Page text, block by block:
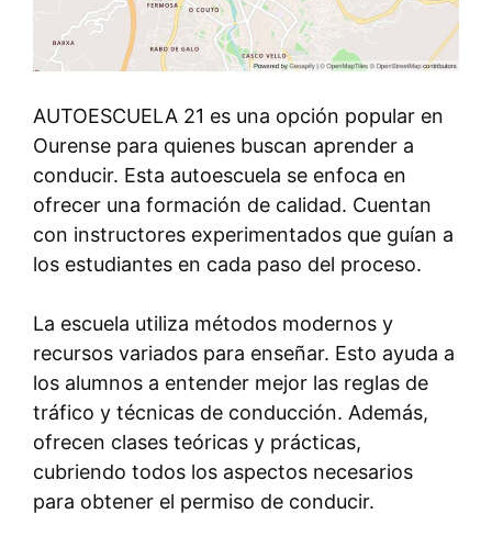
AUTOESCUELA 21 es una opción popular en
Ourense para quienes buscan aprender a
conducir. Esta autoescuela se enfoca en
ofrecer una formación de calidad. Cuentan
con instructores experimentados que guían a
los estudiantes en cada paso del proceso.
La escuela utiliza métodos modernos y
recursos variados para enseñar. Esto ayuda a
los alumnos a entender mejor las reglas de
tráfico y técnicas de conducción. Además,
ofrecen clases teóricas y prácticas,
cubriendo todos los aspectos necesarios
para obtener el permiso de conducir.